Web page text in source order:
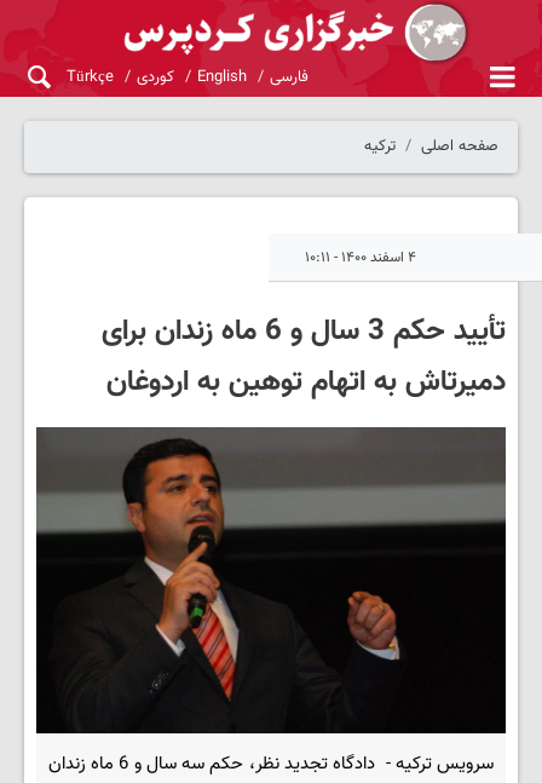
فارسی English کوردی Türkçe
صفحه اصلی ترکیه
۴ اسفند ۱۴۰۰ - ۱۰:۱۱
تأیید حکم 3 سال و 6 ماه زندان برای
دمیرتاش به اتهام توهین به اردوغان
سرویس ترکیه - دادگاه تجدید نظر، حکم سه سال و 6 ماه زندان